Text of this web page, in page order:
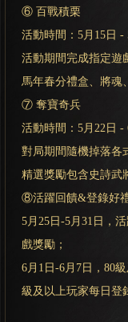
⑥ 百戰積栗
活動時間：5月15日 -
活動期間完成指定遊
馬年春分禮盒、將魂
⑦ 奪寶奇兵
活動時間：5月22日 -
對局期間隨機掉落各
精選獎勵包含史詩武
⑧活躍回饋&登錄好
5月25日-5月31日，
戲獎勵；
6月1日-6月7日，80
級及以上玩家每日登